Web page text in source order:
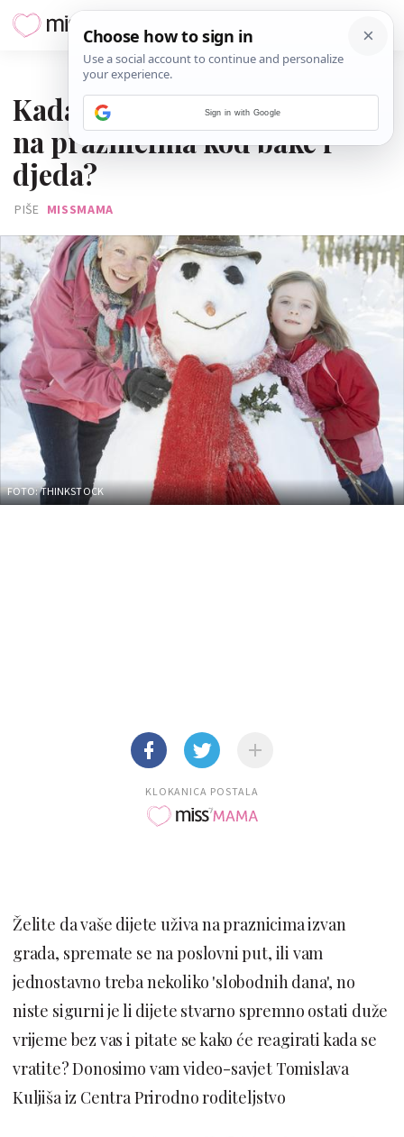
Kada možemo dijete ostaviti
na praznicima kod bake i
djeda?
PIŠE MISSMAMA
FOTO: THINKSTOCK
KLOKANICA POSTALA
Želite da vaše dijete uživa na praznicima izvan
grada, spremate se na poslovni put, ili vam
jednostavno treba nekoliko 'slobodnih dana', no
niste sigurni je li dijete stvarno spremno ostati duže
vrijeme bez vas i pitate se kako će reagirati kada se
vratite? Donosimo vam video-savjet Tomislava
Kuljiša iz Centra Prirodno roditeljstvo
Sign in with Google